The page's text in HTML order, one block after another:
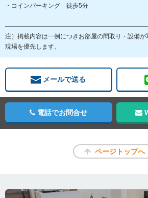
・コインパーキング 徒歩5分
注）掲載内容は一例につきお部屋の間取り・設備
現場を優先します。
メールで送る
電話でお問合せ
ページトップへ